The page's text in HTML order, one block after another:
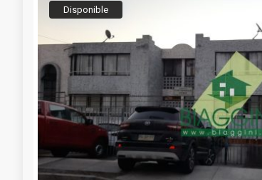
Disponible